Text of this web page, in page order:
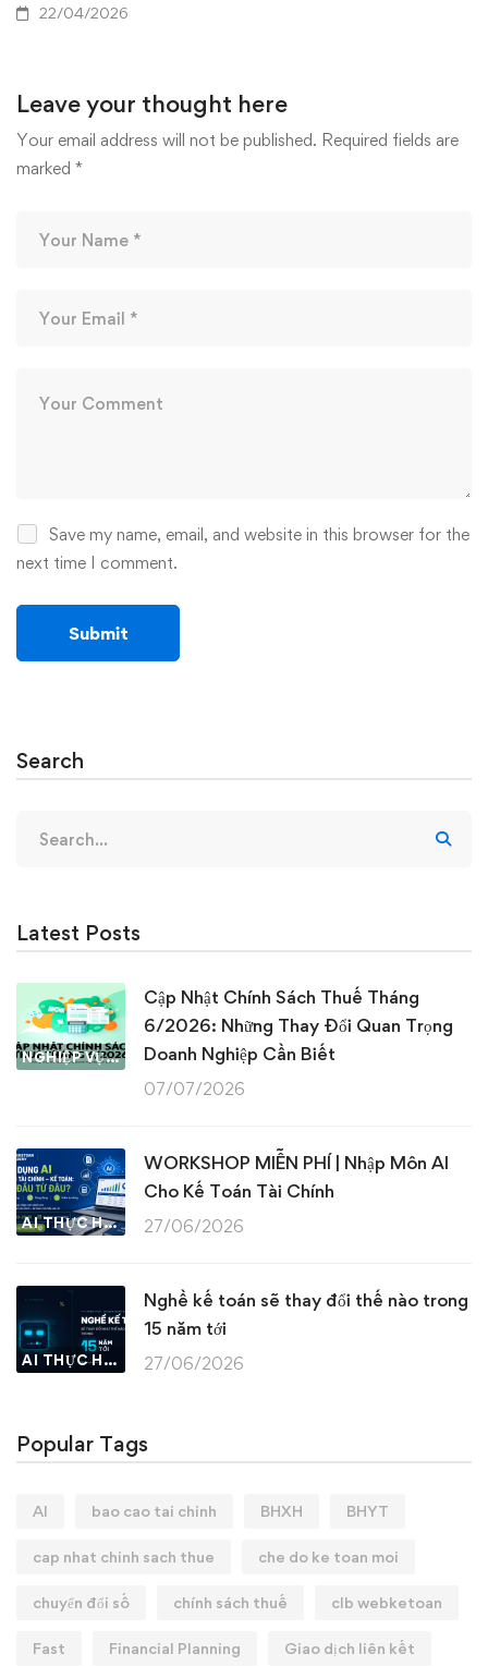
22/04/2026
Leave your thought here
Your email address will not be published. Required fields are
marked *
Save my name, email, and website in this browser for the
next time I comment.
Search
for:
Latest Posts
NGHIỆP VỤ KẾ TOÁN & THUẾ
Cập Nhật Chính Sách Thuế Tháng
6/2026: Những Thay Đổi Quan Trọng
Doanh Nghiệp Cần Biết
07/07/2026
AI THỰC HÀNH
WORKSHOP MIỄN PHÍ | Nhập Môn AI
Cho Kế Toán Tài Chính
27/06/2026
AI THỰC HÀNH
Nghề kế toán sẽ thay đổi thế nào trong
15 năm tới
27/06/2026
Popular Tags
AI bao cao tai chinh BHXH BHYT
cap nhat chinh sach thue che do ke toan moi
chuyển đổi số chính sách thuế clb webketoan
Fast Financial Planning Giao dịch liên kết